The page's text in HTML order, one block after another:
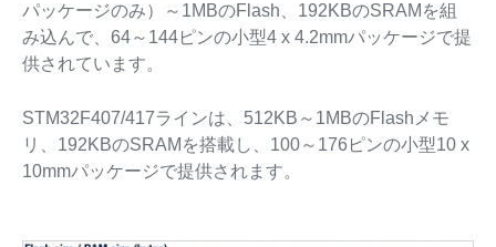
パッケージのみ）～1MBのFlash、192KBのSRAMを組
み込んで、64～144ピンの小型4 x 4.2mmパッケージで提
供されています。
STM32F407/417ラインは、512KB～1MBのFlashメモ
リ、192KBのSRAMを搭載し、100～176ピンの小型10 x
10mmパッケージで提供されます。